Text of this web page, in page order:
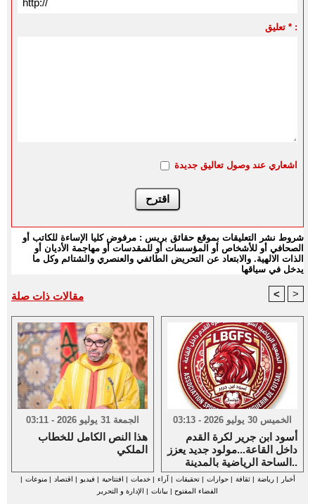
تعليق * :
اشعاري عند وصول تعاليق جديدة
شروط نشر التعليقات بموقع حقائق بريس : مرفوض كليا الإساءة للكاتب أو
الصحافي أو للأشخاص أو المؤسسات أو للمقدسات أو مهاجمة الأديان أو
الذات الالهية. والابتعاد عن التحريض الطائفي والعنصري والشتائم وكل ما
يدخل في سياقها
مقالات ذات صلة < >
الجمعة 31 يوليو 2026 - 03:11
هذا النص الكامل للخطاب
الملكي
الخميس 30 يوليو 2026 - 03:13
أسود ابن جرير لكرة القدم
داخل القاعة...مولود جديد يعزز
الساحة الرياضية بالمدينة..
أخبار |رياضة |ثقافة |حوارات |تحقيقات آراء |خدمات افتتاحية فيديو اقتصاد |منوعات
الفضاء المفتوح
بيانات الإدارة و التحرير